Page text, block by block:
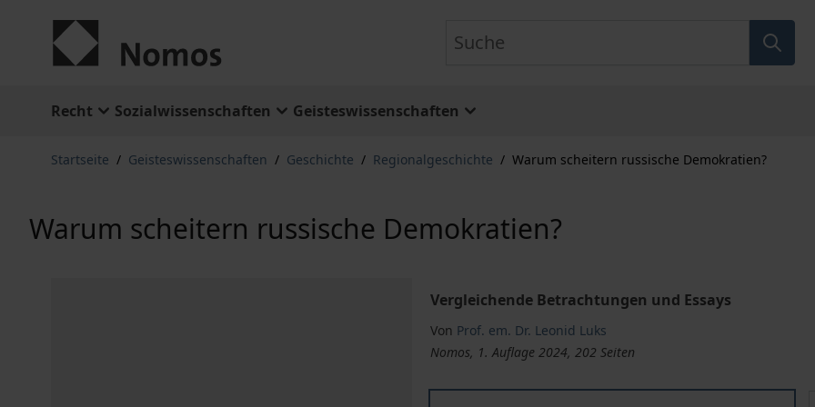
Recht Sozialwissenschaften Geisteswissenschaften
Startseite / Geisteswissenschaften / Geschichte / Regionalgeschichte / Warum scheitern russische Demokratien?
Warum scheitern russische Demokratien?
Vergleichende Betrachtungen und Essays
Von Prof. em. Dr. Leonid Luks
Nomos, 1. Auflage 2024, 202 Seiten